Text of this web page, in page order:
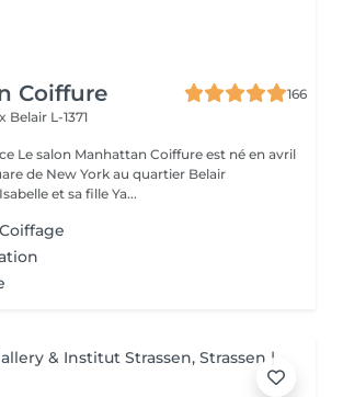
Coiffure
166
Belair L-1371
Le salon Manhattan Coiffure est né en avril
de New York au quartier Belair
et sa fille Ya...